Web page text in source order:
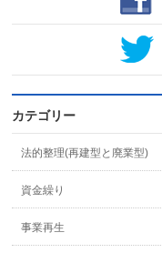
カテゴリー
法的整理(再建型と廃業型)
資金繰り
事業再生